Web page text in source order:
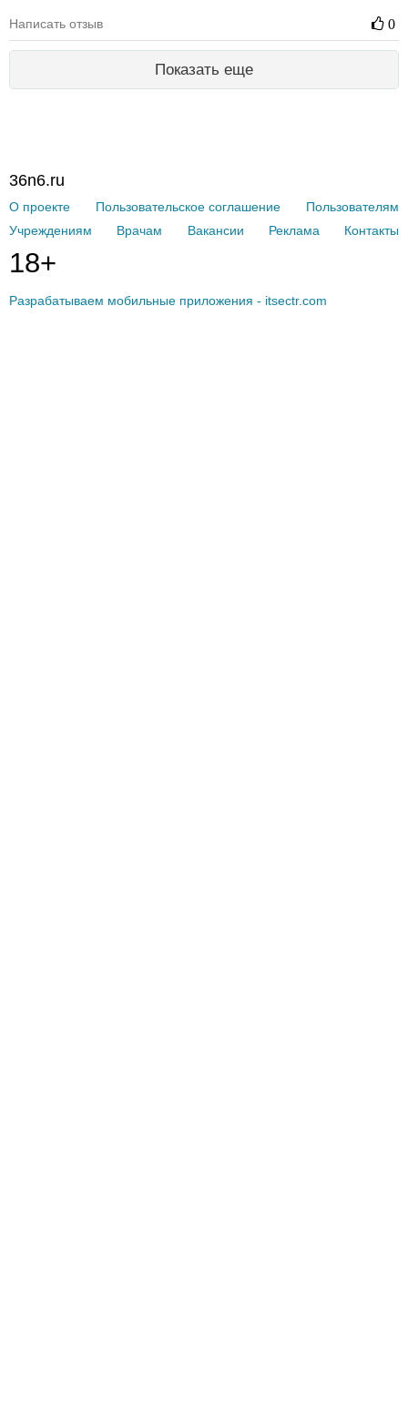
Написать отзыв 0
Показать еще
36n6.ru
О проекте Пользовательское соглашение
Пользователям
Учреждениям
Врачам Вакансии Реклама Контакты
18+
Разрабатываем мобильные приложения - itsectr.com